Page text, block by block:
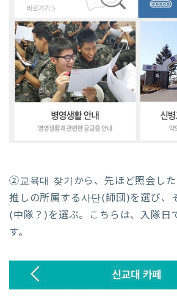
②교육대 찾기から、先ほど照会した
推しの所属する사단(師団)を選び、
(中隊？)を選ぶ。こちらは、入隊日
す。